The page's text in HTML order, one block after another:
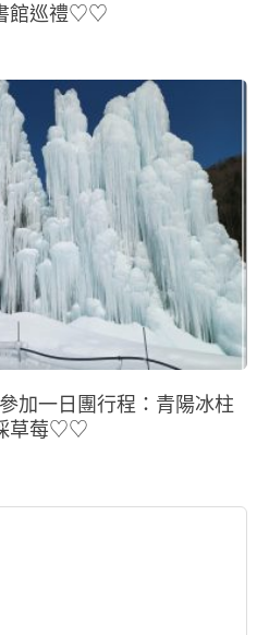
館巡禮♡♡
加一日團行程：青陽冰柱
草莓♡♡